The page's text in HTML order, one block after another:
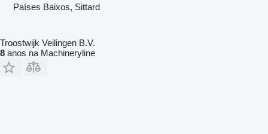
Países Baixos, Sittard
Troostwijk Veilingen B.V.
8 anos na Machineryline